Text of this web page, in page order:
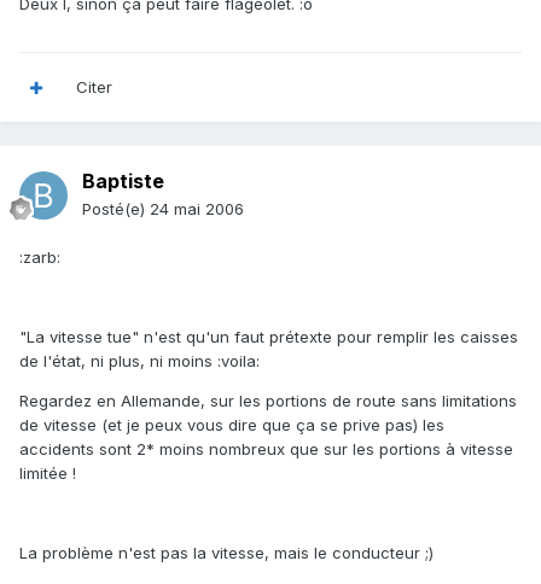
Deux l, sinon ça peut faire flageolet. :o
Citer
Baptiste
Posté(e) 24 mai 2006
:zarb:
"La vitesse tue" n'est qu'un faut prétexte pour remplir les caisses
de l'état, ni plus, ni moins :voila:
Regardez en Allemande, sur les portions de route sans limitations
de vitesse (et je peux vous dire que ça se prive pas) les
accidents sont 2* moins nombreux que sur les portions à vitesse
limitée !
La problème n'est pas la vitesse, mais le conducteur ;)